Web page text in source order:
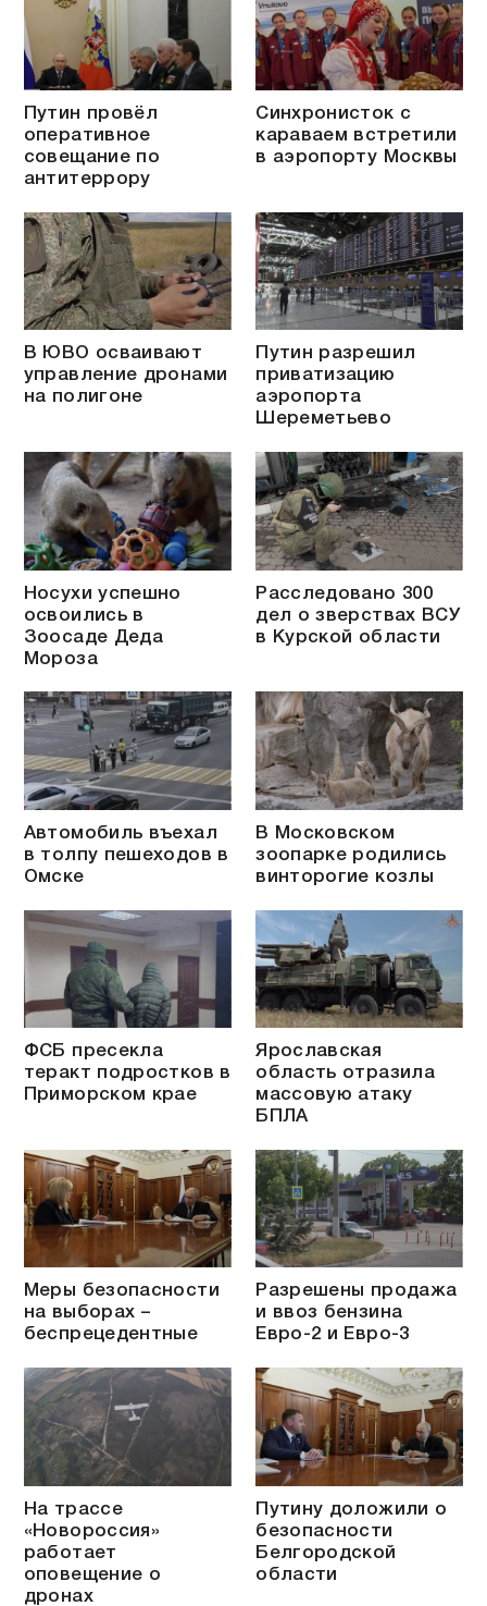
Путин провёл
оперативное
совещание по
антитеррору
Синхронисток с
караваем встретили
в аэропорту Москвы
В ЮВО осваивают
управление дронами
на полигоне
Путин разрешил
приватизацию
аэропорта
Шереметьево
Носухи успешно
освоились в
Зоосаде Деда
Мороза
Расследовано 300
дел о зверствах ВСУ
в Курской области
Автомобиль въехал
в толпу пешеходов в
Омске
В Московском
зоопарке родились
винторогие козлы
ФСБ пресекла
теракт подростков в
Приморском крае
Ярославская
область отразила
массовую атаку
БПЛА
Меры безопасности
на выборах –
беспрецедентные
Разрешены продажа
и ввоз бензина
Евро-2 и Евро-3
На трассе
«Новороссия»
работает
оповещение о
дронах
Путину доложили о
безопасности
Белгородской
области